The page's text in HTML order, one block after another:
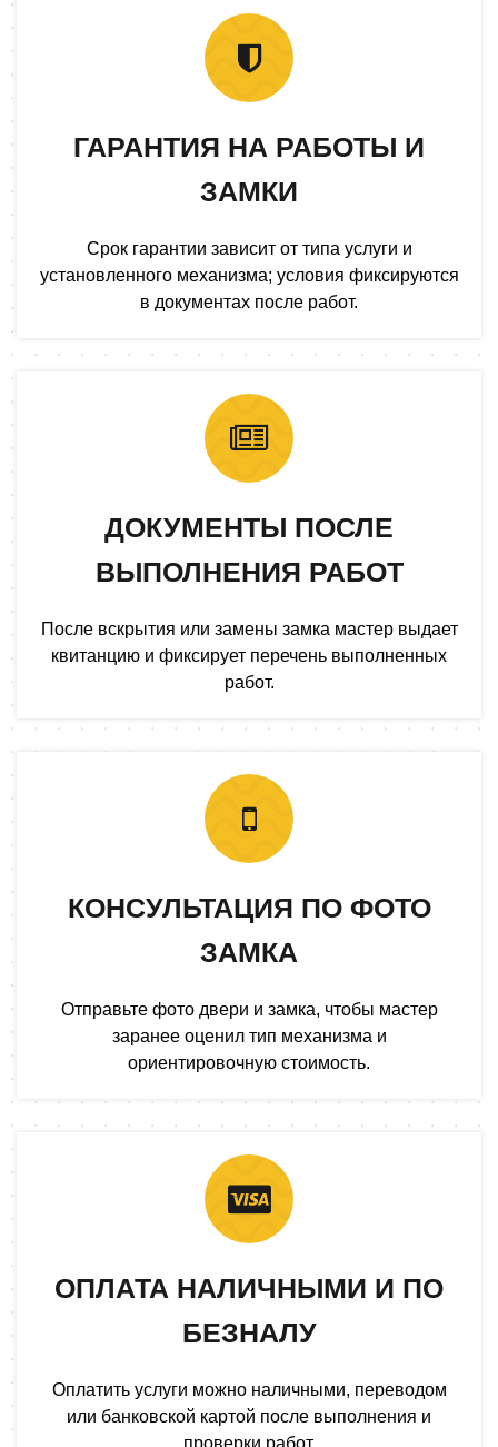
ГАРАНТИЯ НА РАБОТЫ И
ЗАМКИ
Срок гарантии зависит от типа услуги и
установленного механизма; условия фиксируются
в документах после работ.
ДОКУМЕНТЫ ПОСЛЕ
ВЫПОЛНЕНИЯ РАБОТ
После вскрытия или замены замка мастер выдает
квитанцию и фиксирует перечень выполненных
работ.
КОНСУЛЬТАЦИЯ ПО ФОТО
ЗАМКА
Отправьте фото двери и замка, чтобы мастер
заранее оценил тип механизма и
ориентировочную стоимость.
ОПЛАТА НАЛИЧНЫМИ И ПО
БЕЗНАЛУ
Оплатить услуги можно наличными, переводом
или банковской картой после выполнения и
проверки работ.